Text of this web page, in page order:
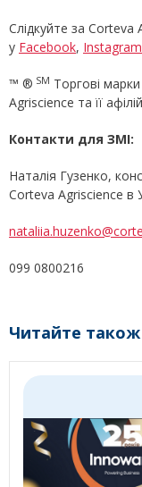
Слідкуйте за Corteva
у Facebook, Instagram
™ ® SM Торгові
Agriscience та її
Контакти для ЗМІ:
Наталія Гузенко,
Corteva Agriscience в
099 0800216
Читайте також